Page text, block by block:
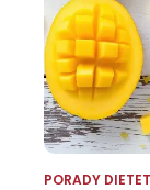
PORADY